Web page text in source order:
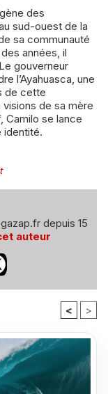
des
sud-ouest de la
sa communauté
années, il
gouverneur
l’Ayahuasca, une
de cette
de sa mère
Camilo se lance
identité.
depuis 15
auteur
< >